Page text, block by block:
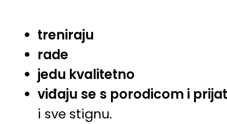
treniraju
rade
jedu kvalitetno
viđaju se s porodicom i
i sve stignu.